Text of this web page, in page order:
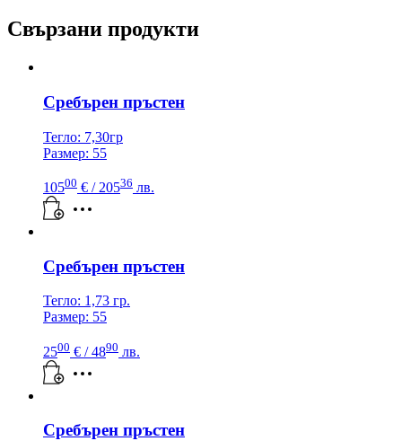
Свързани продукти
Сребърен пръстен
Тегло: 7,30гр
Размер: 55
10500 € / 20536 лв.
Сребърен пръстен
Тегло: 1,73 гр.
Размер: 55
2500 € / 4890 лв.
Сребърен пръстен